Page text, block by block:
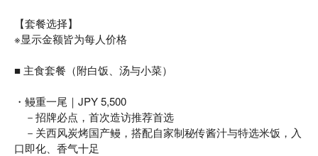
【套餐选择】
※显示金额皆为每人价格
■ 主食套餐（附白饭、汤与小菜）
・鳗重一尾｜JPY 5,500
－招牌必点，首次造访推荐首选
－关西风炭烤国产鳗，搭配自家制秘传酱汁与特选米饭，入
口即化、香气十足